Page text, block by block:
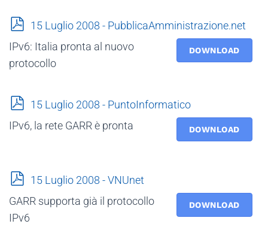
p
f
15 Luglio 2008 - PubblicaAmministrazione.net
DOWNLOAD
IPv6: Italia pronta al nuovo
protocollo
p
f
15 Luglio 2008 - PuntoInformatico
DOWNLOAD
IPv6, la rete GARR è pronta
p
f
15 Luglio 2008 - VNUnet
DOWNLOAD
GARR supporta già il protocollo
IPv6